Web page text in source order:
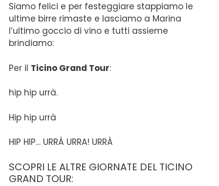
Siamo felici e per festeggiare stappiamo le
ultime birre rimaste e lasciamo a Marina
l’ultimo goccio di vino e tutti assieme
brindiamo:
Per il Ticino Grand Tour:
hip hip urrà.
Hip hip urrà
HIP HIP… URRÀ URRA! URRÀ
SCOPRI LE ALTRE GIORNATE DEL TICINO
GRAND TOUR: